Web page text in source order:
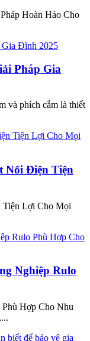
Hoàn Hảo Cho
Pháp Gia
và phích cắm là thiết
Nối Điện Tiện
Lợi Cho Mọi
Nghiệp Rulo
Hợp Cho Nhu